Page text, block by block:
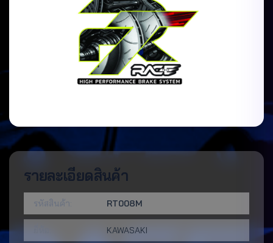
รายละเอียดสินค้า
รหัสสินค้า: RT008M
KAWASAKI